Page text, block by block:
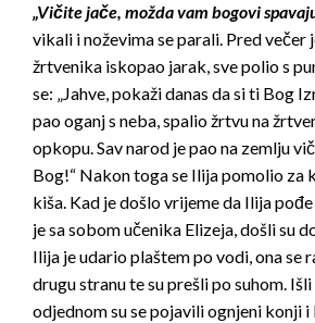
„Vičite jače, možda vam bogovi
vikali i noževima se parali. Pred večer
žrtvenika iskopao jarak, sve polio s
se: „Jahve, pokaži danas da si ti Bog
pao oganj s neba, spalio žrtvu na
opkopu. Sav narod je pao na zemlju
Bog!“ Nakon toga se Ilija pomolio za
kiša. Kad je došlo vrijeme da Ilija
je sa sobom učenika Elizeja, došli su
Ilija je udario plaštem po vodi, ona se
drugu stranu te su prešli po suhom. Išli
odjednom su se pojavili ognjeni konji